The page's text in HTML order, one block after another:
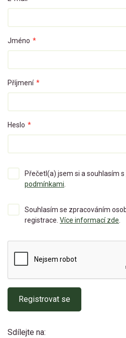
Jméno *
Příjmení *
Heslo *
Přečetl(a) jsem si a souhlasím s
podmínkami.
Souhlasím se zpracováním
registrace. Více informací zde.
Registrovat se
Sdílejte na: